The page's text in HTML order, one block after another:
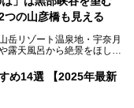
の山彦橋も見える
岳リゾート温泉地・宇奈月
露天風呂から絶景をほしい
」。
客室、ビュッフェ式の食事
め14選 【2025年最新